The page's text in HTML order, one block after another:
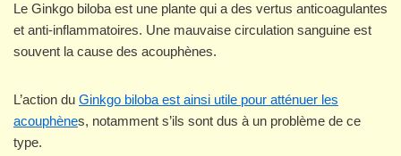
Le Ginkgo biloba est une plante qui a des vertus anticoagulantes
et anti-inflammatoires. Une mauvaise circulation sanguine est
souvent la cause des acouphènes.
L’action du Ginkgo biloba est ainsi utile pour atténuer les
acouphènes, notamment s’ils sont dus à un problème de ce
type.